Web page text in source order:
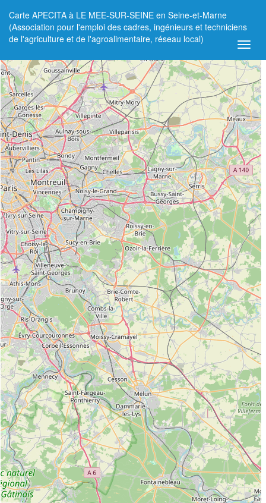
Carte APECITA à LE MEE-SUR-SEINE en Seine-et-Marne
(Association pour l'emploi des cadres, ingénieurs et techniciens
de l'agriculture et de l'agroalimentaire, réseau local)
+
−